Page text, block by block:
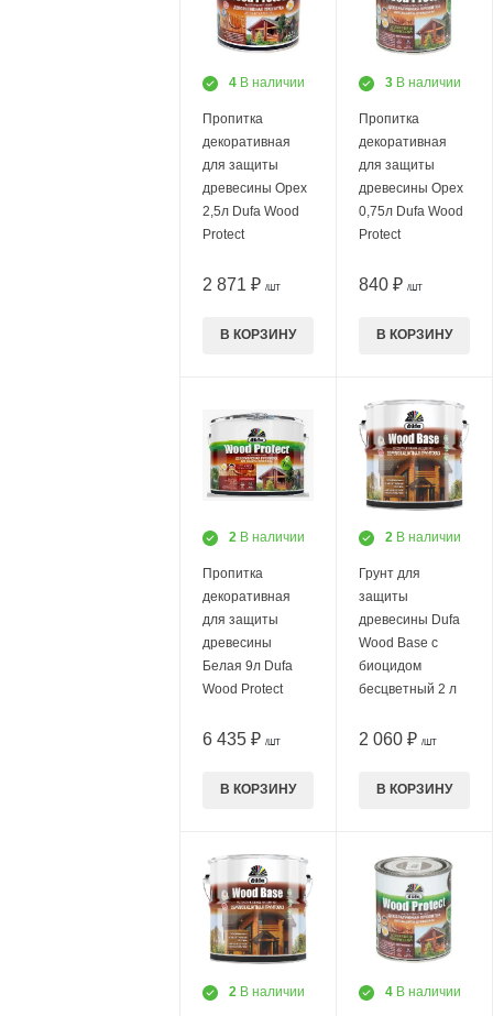
4 В наличии
Пропитка
декоративная
для защиты
древесины Орех
2,5л Dufa Wood
Protect
2 871 ₽ /ШТ
В КОРЗИНУ
3 В наличии
Пропитка
декоративная
для защиты
древесины Орех
0,75л Dufa Wood
Protect
840 ₽ /ШТ
В КОРЗИНУ
2 В наличии
Пропитка
декоративная
для защиты
древесины
Белая 9л Dufa
Wood Protect
6 435 ₽ /ШТ
В КОРЗИНУ
2 В наличии
Грунт для
защиты
древесины Dufa
Wood Base c
биоцидом
бесцветный 2 л
2 060 ₽ /ШТ
В КОРЗИНУ
2 В наличии 4 В наличии